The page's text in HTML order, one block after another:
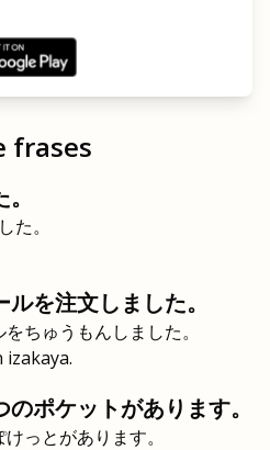
frases
た。
を注文しました。
ちゅうもんしました。
izakaya.
ポケットがあります。
っとがあります。